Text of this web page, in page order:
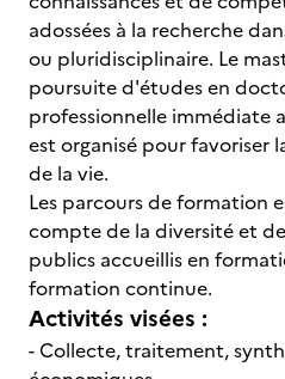
adossées à la recherche
ou pluridisciplinaire. Le
poursuite d'études en
professionnelle immédiate
est organisé pour favoriser
de la vie.
Les parcours de formation
compte de la diversité et
publics accueillis en
formation continue.
Activités visées :
- Collecte, traitement,